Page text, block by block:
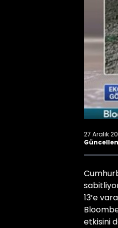
27 Aralık
13’e
etkisini